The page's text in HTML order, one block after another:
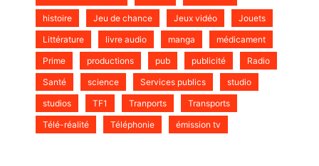
histoire
Jeu de chance Jeux vidéo
Jouets
Littérature
livre audio manga
médicament
Prime
productions pub publicité
Radio
Santé
science Services publics
studio
studios
TF1 Tranports
Transports
Télé-réalité
Téléphonie émission tv